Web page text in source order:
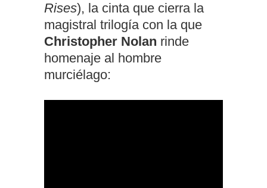
Rises), la cinta que cierra la
magistral trilogía con la que
Christopher Nolan rinde
homenaje al hombre
murciélago: